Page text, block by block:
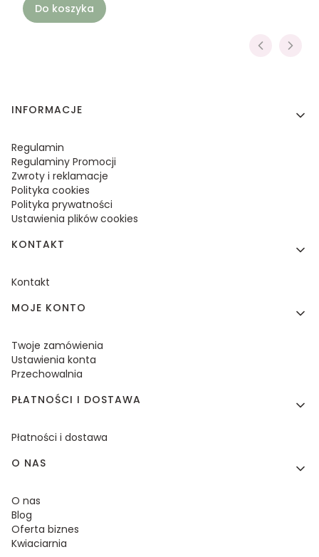
Do koszyka
Linki w stopce
INFORMACJE
Regulamin
Regulaminy Promocji
Zwroty i reklamacje
Polityka cookies
Polityka prywatności
Ustawienia plików cookies
KONTAKT
Kontakt
MOJE KONTO
Twoje zamówienia
Ustawienia konta
Przechowalnia
PŁATNOŚCI I DOSTAWA
Płatności i dostawa
O NAS
O nas
Blog
Oferta biznes
Kwiaciarnia